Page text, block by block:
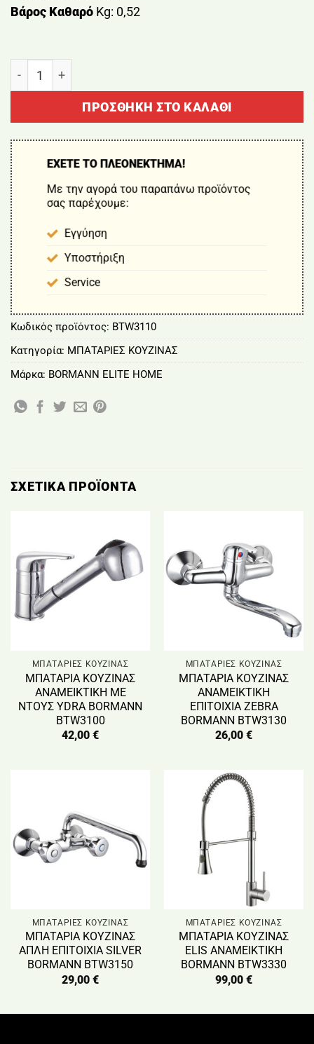
Βάρος Καθαρό Kg: 0,52
ΠΡΟΣΘΉΚΗ ΣΤΟ ΚΑΛΆΘΙ
ΕΧΕΤΕ ΤΟ ΠΛΕΟΝΕΚΤΗΜΑ!
Με την αγορά του παραπάνω προϊόντος
σας παρέχουμε:
Εγγύηση
Υποστήριξη
Service
Κωδικός προϊόντος: BTW3110
Κατηγορία: ΜΠΑΤΑΡΙΕΣ ΚΟΥΖΙΝΑΣ
Μάρκα: BORMANN ELITE HOME
ΣΧΕΤΙΚΆ ΠΡΟΪΌΝΤΑ
ΜΠΑΤΑΡΙΕΣ ΚΟΥΖΙΝΑΣ
ΜΠΑΤΑΡΙΑ ΚΟΥΖΙΝΑΣ
ΑΝΑΜΕΙΚΤΙΚΗ ΜΕ
ΝΤΟΥΣ YDRA BORMANN
BTW3100
42,00 €
ΜΠΑΤΑΡΙΕΣ ΚΟΥΖΙΝΑΣ
ΜΠΑΤΑΡΙΑ ΚΟΥΖΙΝΑΣ
ΑΝΑΜΕΙΚΤΙΚΗ
ΕΠΙΤΟΙΧΙΑ ZEBRA
BORMANN BTW3130
26,00 €
ΜΠΑΤΑΡΙΕΣ ΚΟΥΖΙΝΑΣ
ΜΠΑΤΑΡΙΑ ΚΟΥΖΙΝΑΣ
ΑΠΛΗ ΕΠΙΤΟΙΧΙΑ SILVER
BORMANN BTW3150
29,00 €
ΜΠΑΤΑΡΙΕΣ ΚΟΥΖΙΝΑΣ
ΜΠΑΤΑΡΙΑ ΚΟΥΖΙΝΑΣ
ELIS ΑΝΑΜΕΙΚΤΙΚΗ
BORMANN BTW3330
99,00 €